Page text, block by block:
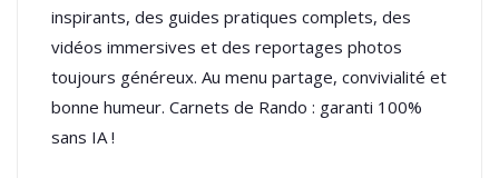
inspirants, des guides pratiques complets, des
vidéos immersives et des reportages photos
toujours généreux. Au menu partage, convivialité et
bonne humeur. Carnets de Rando : garanti 100%
sans IA !